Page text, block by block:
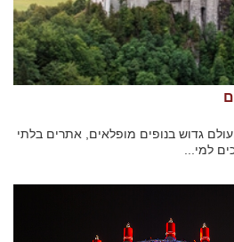
גדוש בנופים מופלאים, אתרים בלתי
למי...